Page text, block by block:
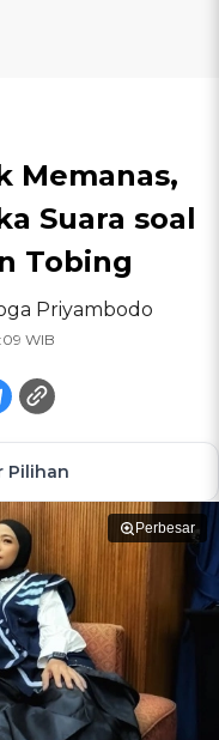
Memanas,
Suara soal
Tobing
Priyambodo
WIB
Pilihan
Perbesar